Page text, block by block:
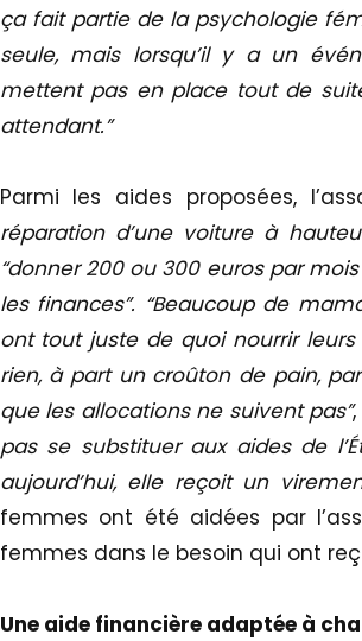
ça fait partie de la psychologie
seule, mais lorsqu’il y a un
mettent pas en place tout de
attendant.”
Parmi les aides proposées,
réparation d’une voiture à
“donner 200 ou 300 euros par
les finances”. “Beaucoup de
ont tout juste de quoi nourrir
rien, à part un croûton de pain,
que les allocations ne suivent pas”
pas se substituer aux aides de
aujourd’hui, elle reçoit un
femmes ont été aidées par
femmes dans le besoin qui ont
Une aide financière adaptée à